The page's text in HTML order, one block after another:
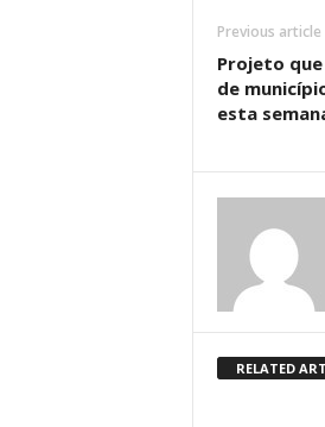
Previous article
Projeto
de
esta
RELATED